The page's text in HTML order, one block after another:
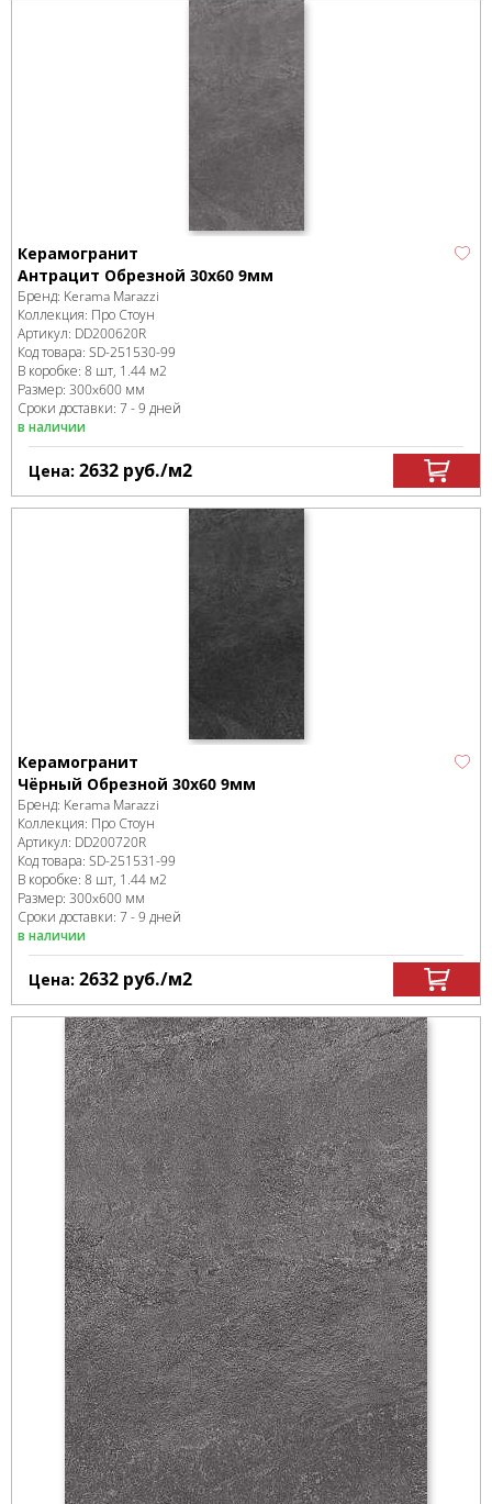
Керамогранит
Антрацит Обрезной 30x60 9мм
Бренд: Kerama Marazzi
Коллекция: Про Стоун
Артикул: DD200620R
Код товара: SD-251530-99
В коробке: 8 шт, 1.44 м2
Размер: 300x600 мм
Сроки доставки: 7 - 9 дней
в наличии
Цена: 2632 руб./м2
Керамогранит
Чёрный Обрезной 30x60 9мм
Бренд: Kerama Marazzi
Коллекция: Про Стоун
Артикул: DD200720R
Код товара: SD-251531-99
В коробке: 8 шт, 1.44 м2
Размер: 300x600 мм
Сроки доставки: 7 - 9 дней
в наличии
Цена: 2632 руб./м2